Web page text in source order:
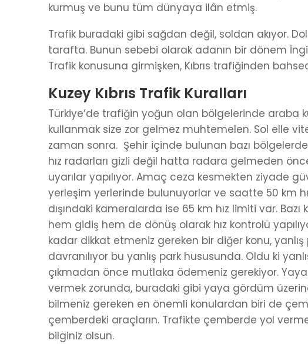
kurmuş ve bunu tüm dünyaya ilân etmiş.
Trafik buradaki gibi sağdan değil, soldan akıyor.
tarafta. Bunun sebebi olarak adanın bir dönem
Trafik konusuna girmişken, Kıbrıs trafiğinden
Kuzey Kıbrıs Trafik Kuralları
Türkiye’de trafiğin yoğun olan bölgelerinde araba
kullanmak size zor gelmez muhtemelen. Sol elle
zaman sonra. Şehir içinde bulunan bazı
hız radarları gizli değil hatta radara gelmeden
uyarılar yapılıyor. Amaç ceza kesmekten ziyade
yerleşim yerlerinde bulunuyorlar ve saatte 50 km
dışındaki kameralarda ise 65 km hız limiti var.
hem gidiş hem de dönüş olarak hız kontrolü
kadar dikkat etmeniz gereken bir diğer konu,
davranılıyor bu yanlış park hususunda. Oldu ki
çıkmadan önce mutlaka ödemeniz gerekiyor.
vermek zorunda, buradaki gibi yaya gördüm
bilmeniz gereken en önemli konulardan biri de
çemberdeki araçların. Trafikte çemberde yol
bilginiz olsun.